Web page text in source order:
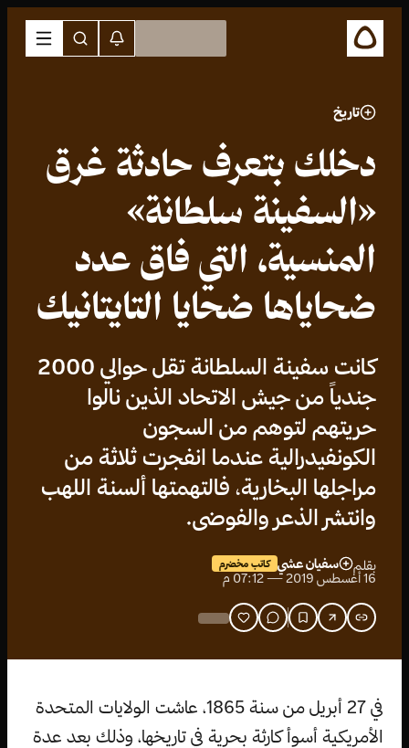
تاريخ
دخلك بتعرف حادثة غرق
«السفينة سلطانة»
المنسية، التي فاق عدد
ضحاياها ضحايا التايتانيك
كانت سفينة السلطانة تقل حوالي 2000
جندياً من جيش الاتحاد الذين نالوا
حريتهم لتوهم من السجون
الكونفيدرالية عندما انفجرت ثلاثة من
مراجلها البخارية، فالتهمتها ألسنة اللهب
وانتشر الذعر والفوضى.
بقلم سفيان عشي كاتب مخضرم
16 أغسطس 2019 — 07:12 م
في 27 أبريل من سنة 1865، عاشت الولايات المتحدة
الأمريكية أسوأ كارثة بحرية في تاريخها، وذلك بعد عدة